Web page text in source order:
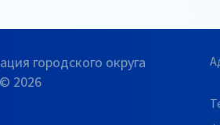
городского округа
2026